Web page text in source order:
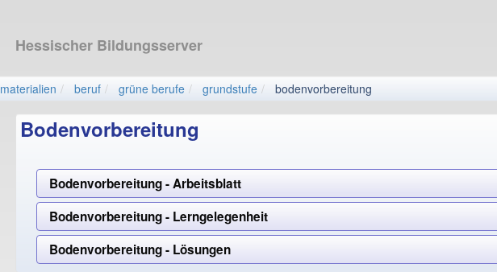
Hessischer Bildungsserver
materialien beruf grüne berufe grundstufe bodenvorbereitung
Bodenvorbereitung
Bodenvorbereitung - Arbeitsblatt
Bodenvorbereitung - Lerngelegenheit
Bodenvorbereitung - Lösungen